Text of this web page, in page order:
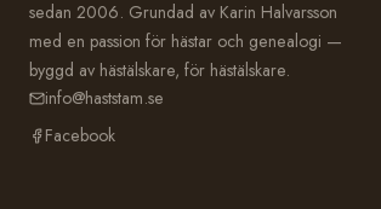
sedan 2006. Grundad av Karin Halvarsson
med en passion för hästar och genealogi —
byggd av hästälskare, för hästälskare.
info@haststam.se
Facebook